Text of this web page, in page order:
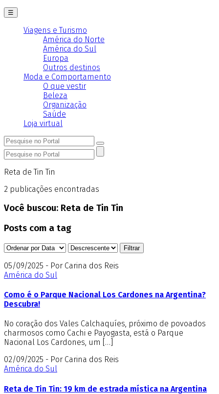
☰
Viagens e Turismo
América do Norte
América do Sul
Europa
Outros destinos
Moda e Comportamento
O que vestir
Beleza
Organização
Saúde
Loja virtual
Reta de Tin Tin
2 publicações encontradas
Você buscou: Reta de Tin Tin
Posts com a tag
05/09/2025 - Por Carina dos Reis
América do Sul
Como é o Parque Nacional Los Cardones na Argentina?
Descubra!
No coração dos Vales Calchaquíes, próximo de povoados
charmosos como Cachi e Payogasta, está o Parque
Nacional Los Cardones, um […]
02/09/2025 - Por Carina dos Reis
América do Sul
Reta de Tin Tin: 19 km de estrada mística na Argentina